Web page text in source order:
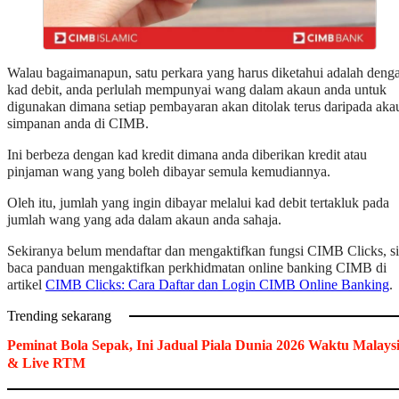
Walau bagaimanapun, satu perkara yang harus diketahui adalah
kad debit, anda perlulah mempunyai wang dalam akaun anda untuk
digunakan dimana setiap pembayaran akan ditolak terus daripada
simpanan anda di CIMB.
Ini berbeza dengan kad kredit dimana anda diberikan kredit atau
pinjaman wang yang boleh dibayar semula kemudiannya.
Oleh itu, jumlah yang ingin dibayar melalui kad debit tertakluk pada
jumlah wang yang ada dalam akaun anda sahaja.
Sekiranya belum mendaftar dan mengaktifkan fungsi CIMB Clicks,
baca panduan mengaktifkan perkhidmatan online banking CIMB di
artikel CIMB Clicks: Cara Daftar dan Login CIMB Online Banking.
Trending sekarang
Peminat Bola Sepak, Ini Jadual Piala Dunia 2026 Waktu
& Live RTM